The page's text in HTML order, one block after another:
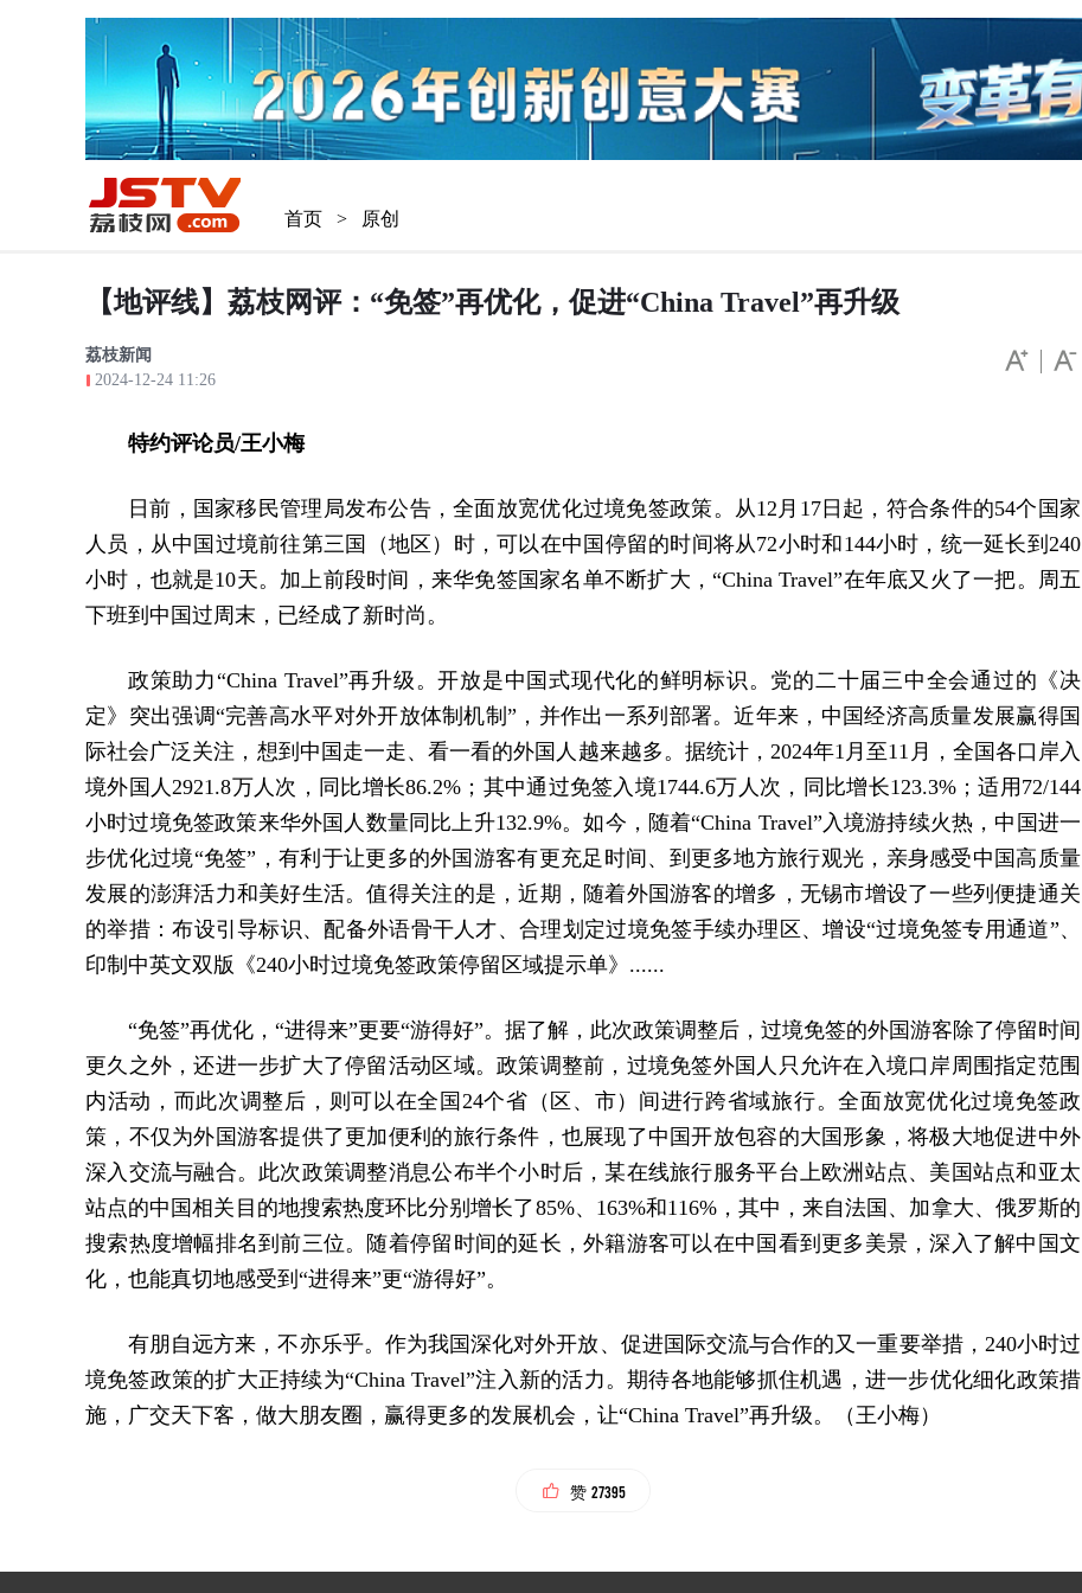
首页 > 原创
【地评线】荔枝网评：“免签”再优化，促进“China Travel”再升级
荔枝新闻
2024-12-24 11:26
特约评论员/王小梅
日前，国家移民管理局发布公告，全面放宽优化过境免签政策。从12月17日起，符合条件的54个国家
人员，从中国过境前往第三国（地区）时，可以在中国停留的时间将从72小时和144小时，统一延长到240
小时，也就是10天。加上前段时间，来华免签国家名单不断扩大，“China Travel”在年底又火了一把。周五
下班到中国过周末，已经成了新时尚。
政策助力“China Travel”再升级。开放是中国式现代化的鲜明标识。党的二十届三中全会通过的《决
定》突出强调“完善高水平对外开放体制机制”，并作出一系列部署。近年来，中国经济高质量发展赢得国
际社会广泛关注，想到中国走一走、看一看的外国人越来越多。据统计，2024年1月至11月，全国各口岸入
境外国人2921.8万人次，同比增长86.2%；其中通过免签入境1744.6万人次，同比增长123.3%；适用72/144
小时过境免签政策来华外国人数量同比上升132.9%。如今，随着“China Travel”入境游持续火热，中国进一
步优化过境“免签”，有利于让更多的外国游客有更充足时间、到更多地方旅行观光，亲身感受中国高质量
发展的澎湃活力和美好生活。值得关注的是，近期，随着外国游客的增多，无锡市增设了一些列便捷通关
的举措：布设引导标识、配备外语骨干人才、合理划定过境免签手续办理区、增设“过境免签专用通道”、
印制中英文双版《240小时过境免签政策停留区域提示单》......
“免签”再优化，“进得来”更要“游得好”。据了解，此次政策调整后，过境免签的外国游客除了停留时间
更久之外，还进一步扩大了停留活动区域。政策调整前，过境免签外国人只允许在入境口岸周围指定范围
内活动，而此次调整后，则可以在全国24个省（区、市）间进行跨省域旅行。全面放宽优化过境免签政
策，不仅为外国游客提供了更加便利的旅行条件，也展现了中国开放包容的大国形象，将极大地促进中外
深入交流与融合。此次政策调整消息公布半个小时后，某在线旅行服务平台上欧洲站点、美国站点和亚太
站点的中国相关目的地搜索热度环比分别增长了85%、163%和116%，其中，来自法国、加拿大、俄罗斯的
搜索热度增幅排名到前三位。随着停留时间的延长，外籍游客可以在中国看到更多美景，深入了解中国文
化，也能真切地感受到“进得来”更“游得好”。
有朋自远方来，不亦乐乎。作为我国深化对外开放、促进国际交流与合作的又一重要举措，240小时过
境免签政策的扩大正持续为“China Travel”注入新的活力。期待各地能够抓住机遇，进一步优化细化政策措
施，广交天下客，做大朋友圈，赢得更多的发展机会，让“China Travel”再升级。（王小梅）
赞 27395